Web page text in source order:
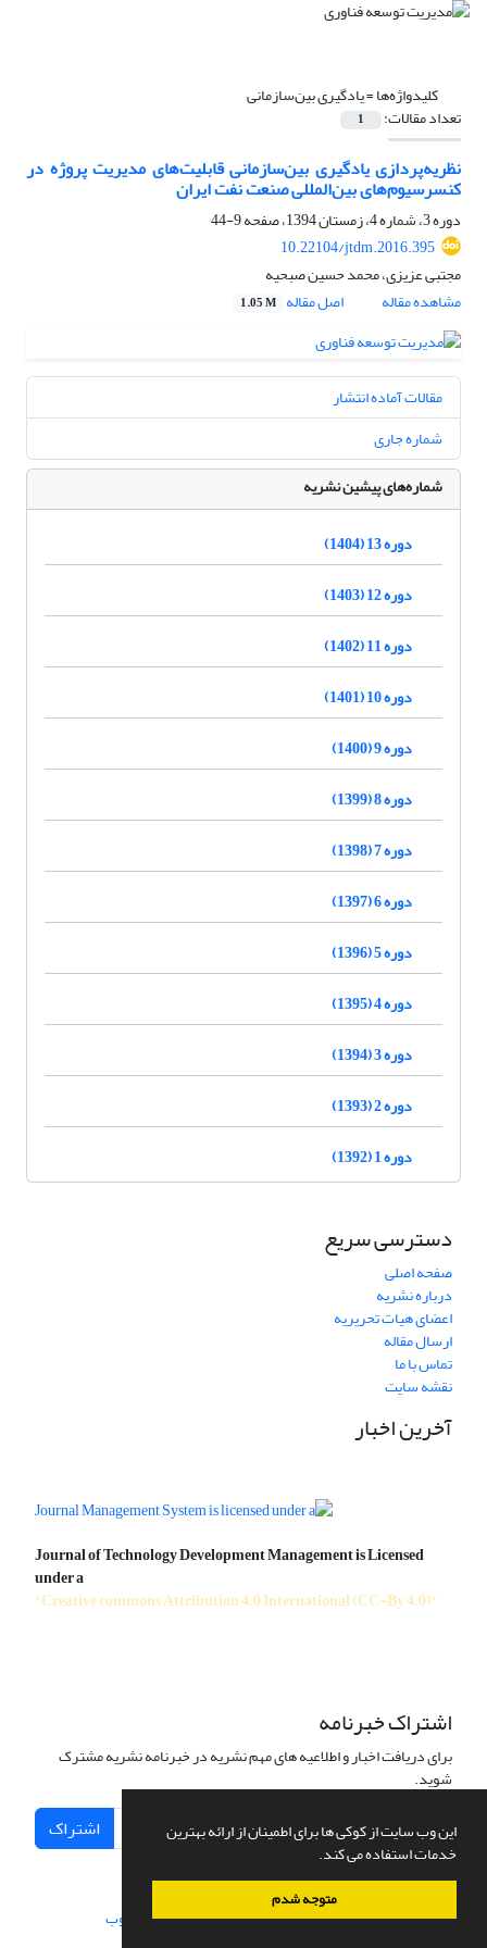
این وب سایت از کوکی ها برای اطمینان از ارائه بهترین
خدمات استفاده می کند.
متوجه شدم
کلیدواژه‌ها =یادگیری بین‌سازمانی
تعداد مقالات: 1
نظریه‌پردازی یادگیری بین‌سازمانی قابلیت‌های مدیریت پروژه در
کنسرسیوم‌های بین‌المللی صنعت نفت ایران
دوره 3، شماره 4، زمستان 1394، صفحه
9-44
10.22104/jtdm.2016.395
مجتبی عزیزی، محمد حسین صبحیه
مشاهده مقاله
اصل مقاله 1.05 M
مقالات آماده انتشار
شماره جاری
شماره‌های پیشین نشریه
دوره 13 (1404)
دوره 12 (1403)
دوره 11 (1402)
دوره 10 (1401)
دوره 9 (1400)
دوره 8 (1399)
دوره 7 (1398)
دوره 6 (1397)
دوره 5 (1396)
دوره 4 (1395)
دوره 3 (1394)
دوره 2 (1393)
دوره 1 (1392)
دسترسی سریع
صفحه اصلی
درباره نشریه
اعضای هیات تحریریه
ارسال مقاله
تماس با ما
نقشه سایت
آخرین اخبار
Journal of Technology Development Management is Licensed
under a
"Creative commons Attribution 4.0 International (CC-By 4.0)"
اشتراک خبرنامه
برای دریافت اخبار و اطلاعیه های مهم نشریه در خبرنامه نشریه مشترک
شوید.
اشتراک
سامانه مدیریت نشریات علمی.طراحی و پیاده سازی از سیناوب